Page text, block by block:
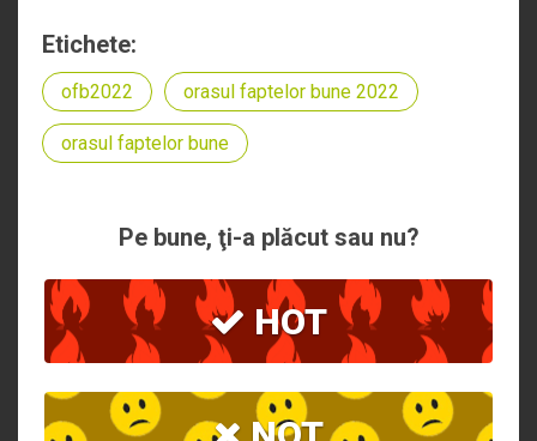
Etichete:
ofb2022 orasul faptelor bune 2022
orasul faptelor bune
Pe bune, ţi-a plăcut sau nu?
HOT